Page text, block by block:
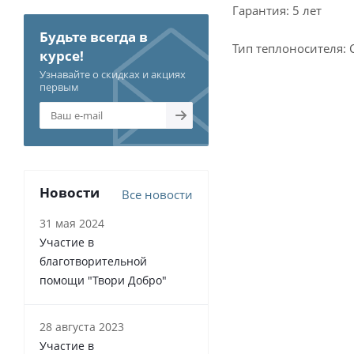
Гарантия: 5 лет
Тип теплоносителя:
Будьте всегда в
курсе!
Узнавайте о скидках и акциях
первым
Новости Все новости
31 мая 2024
Участие в
благотворительной
помощи "Твори Добро"
28 августа 2023
Участие в